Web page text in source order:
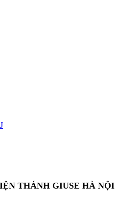
THÁNH GIUSE HÀ NỘI